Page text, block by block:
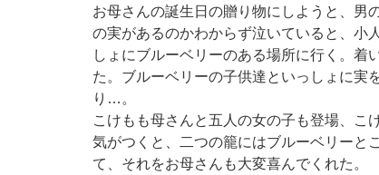
お母さんの誕生日の贈り物にしようと、男
の実があるのかわからず泣いていると、小
しょにブルーベリーのある場所に行く。着
た。ブルーベリーの子供達といっしょに実
り…。
こけもも母さんと五人の女の子も登場、こ
気がつくと、二つの籠にはブルーベリーと
て、それをお母さんも大変喜んでくれた。